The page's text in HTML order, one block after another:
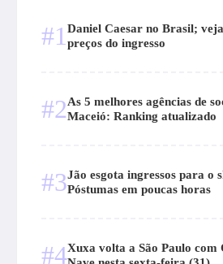
#1 Daniel Caesar no Brasil;
preços do ingresso
#2As 5 melhores agências de
Maceió: Ranking atualizado
#3Jão esgota ingressos para o
Póstumas em poucas horas
#4Xuxa volta a São Paulo com